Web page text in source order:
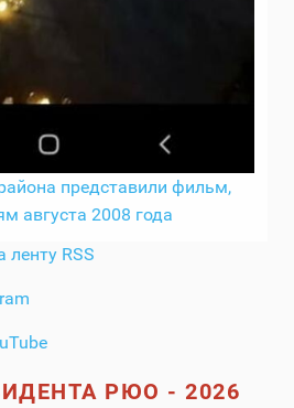
представили фильм,
августа 2008 года
ленту RSS
РЮО - 2026